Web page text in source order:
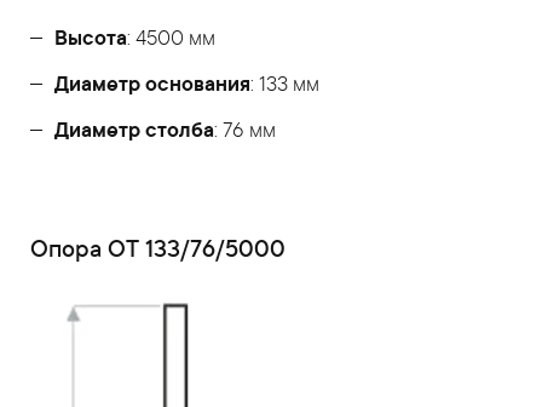
Высота: 4500 мм
Диаметр основания: 133 мм
Диаметр столба: 76 мм
Опора ОТ 133/76/5000